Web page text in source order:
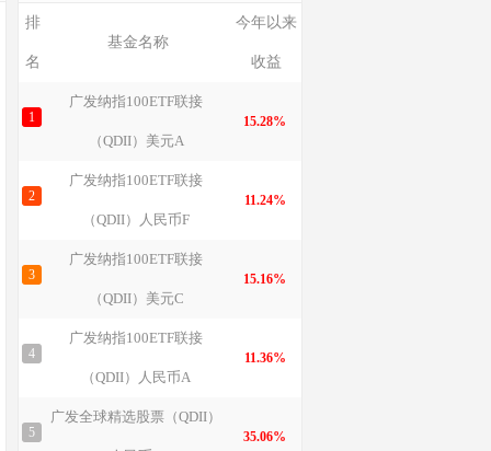
排
名
基金名称
今年以来
收益
1
广发纳指100ETF联接
（QDII）美元A
15.28%
2
广发纳指100ETF联接
（QDII）人民币F
11.24%
3
广发纳指100ETF联接
（QDII）美元C
15.16%
4
广发纳指100ETF联接
（QDII）人民币A
11.36%
5
广发全球精选股票（QDII）
35.06%